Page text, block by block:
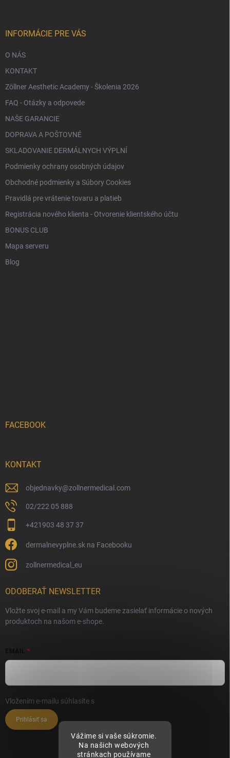
Vážime si vaše súkromie.
Na našich webových
stránkach používame
INFORMÁCIE PRE VÁS
O NÁS
KONTAKT
Zöllner Aesthetic Academy - Školenia 2026
FAQ - Otázky a odpovede
NAŠE GARANCIE
DOPRAVA A POŠTOVNÉ
SKLADOVANIE DERMÁLNYCH VÝPLNÍ
Podmienky ochrany osobných údajov
Obchodné podmienky a Súbory Cookies
Pravidlá pre vrátenie tovaru a platieb
Registrácia nového klienta - Otvorenie klientského účtu
BONUS CLUB
Mapa serveru
Blog
FACEBOOK
KONTAKT
objednavky@zollnermedical.com
02/222 05 888
+421903 48 37 37
dermalnevyplne.sk na Facebooku
zollnermedical_eu
ODOBERAŤ NEWSLETTER
Vložte svoj e-mail a my Vám budeme zasielať informácie o nových
produktoch na našom e-shope.
Vložením e-mailu súhlasíte s
Prihlásiť sa